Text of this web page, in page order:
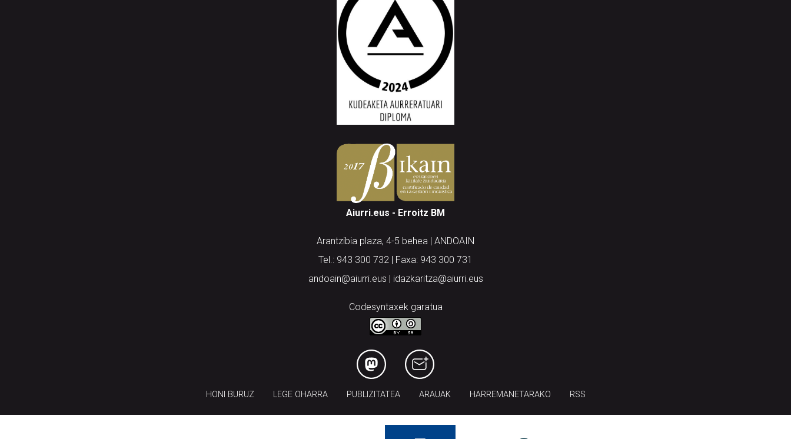
Aiurri.eus - Erroitz BM
Arantzibia plaza, 4-5 behea | ANDOAIN
Tel.: 943 300 732 | Faxa: 943 300 731
andoain@aiurri.eus | idazkaritza@aiurri.eus
Codesyntaxek garatua
HONI BURUZ LEGE OHARRA PUBLIZITATEA ARAUAK HARREMANETARAKO RSS